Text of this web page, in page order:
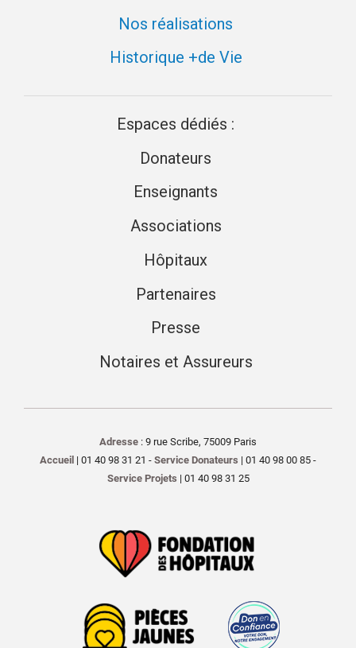
Nos réalisations
Historique +de Vie
Espaces dédiés :
Donateurs
Enseignants
Associations
Hôpitaux
Partenaires
Presse
Notaires et Assureurs
Adresse : 9 rue Scribe, 75009 Paris
Accueil | 01 40 98 31 21 - Service Donateurs | 01 40 98 00 85 -
Service Projets | 01 40 98 31 25